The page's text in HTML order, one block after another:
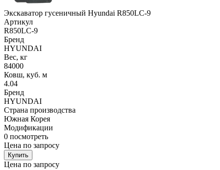
Экскаватор гусеничный Hyundai R850LC-9
Артикул
R850LC-9
Бренд
HYUNDAI
Вес, кг
84000
Ковш, куб. м
4.04
Бренд
HYUNDAI
Страна производства
Южная Корея
Модификации
0 посмотреть
Цена по запросу
Купить
Цена по запросу